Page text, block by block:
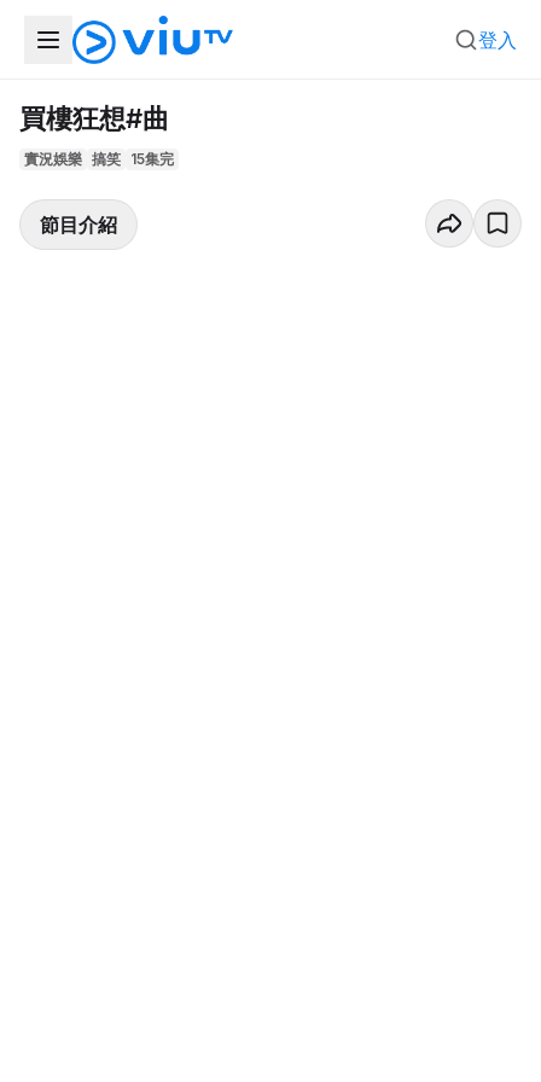
登入
買樓狂想#曲
實況娛樂 搞笑 15集完
節目介紹